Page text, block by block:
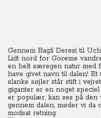
Gennem Bagli Deresi til
Lidt nord for Göreme
en helt særegen natur med
have givet navn til dalen! Et
slanke søjler står stift i
giganter er en noget
er populær, kan ses på den
gennem dalen, møder vi da
modsat retning.